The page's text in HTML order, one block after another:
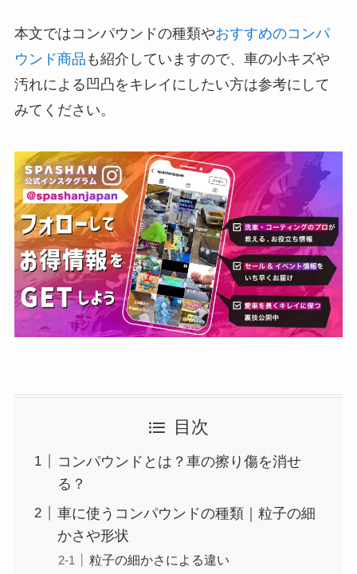
本文ではコンパウンドの種類やおすすめのコンパ
ウンド商品 も紹介していますので、車の小キズや
汚れによる凹凸をキレイにしたい方は参考にして
みてください。
目次
コンパウンドとは？車の擦り傷を消せ
る？
車に使うコンパウンドの種類｜粒子の細
かさや形状
粒子の細かさによる違い